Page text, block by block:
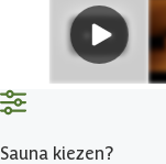
Sauna kiezen?